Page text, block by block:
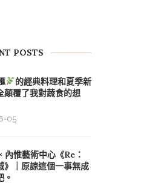
POSTS
的經典料理和夏季新
顛覆了我對蔬食的想
05
內惟藝術中心《Re：
》｜原諒這個一事無成
。